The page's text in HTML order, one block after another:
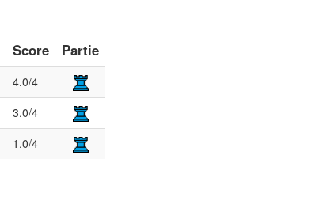
Score Partie
4.0/4
3.0/4
1.0/4